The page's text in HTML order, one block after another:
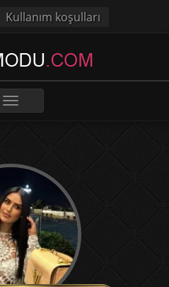
Kullanım koşulları
Toggle